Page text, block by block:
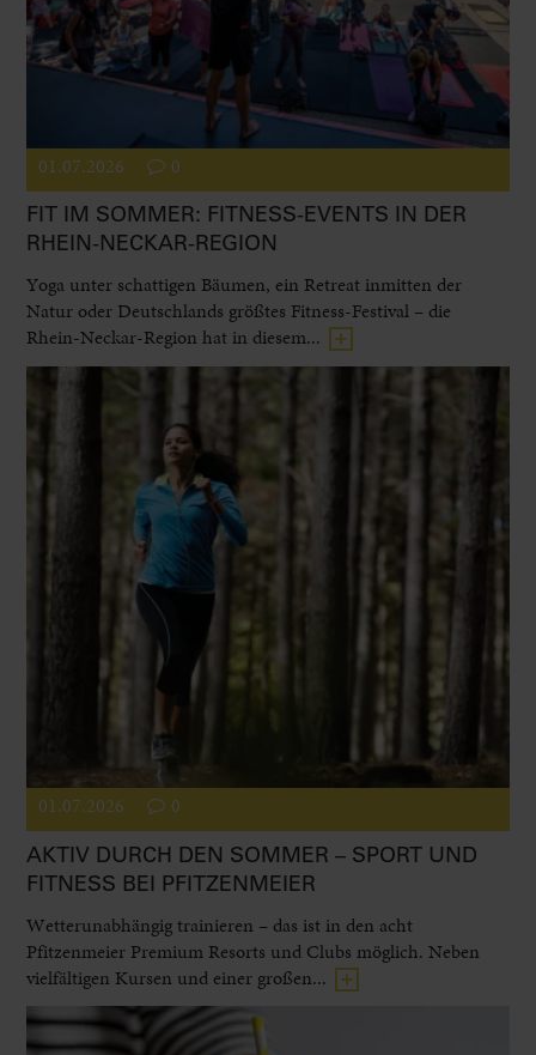
01.07.2026 0
FIT IM SOMMER: FITNESS-EVENTS IN DER
RHEIN-NECKAR-REGION
Yoga unter schattigen Bäumen, ein Retreat inmitten der
Natur oder Deutschlands größtes Fitness-Festival – die
Rhein-Neckar-Region hat in diesem...
01.07.2026 0
AKTIV DURCH DEN SOMMER – SPORT UND
FITNESS BEI PFITZENMEIER
Wetterunabhängig trainieren – das ist in den acht
Pfitzenmeier Premium Resorts und Clubs möglich. Neben
vielfältigen Kursen und einer großen...